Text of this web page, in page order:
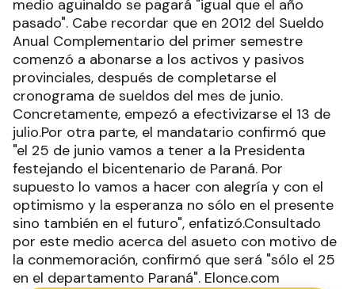
medio aguinaldo se pagará "igual que el año
pasado". Cabe recordar que en 2012 del Sueldo
Anual Complementario del primer semestre
comenzó a abonarse a los activos y pasivos
provinciales, después de completarse el
cronograma de sueldos del mes de junio.
Concretamente, empezó a efectivizarse el 13 de
julio.Por otra parte, el mandatario confirmó que
"el 25 de junio vamos a tener a la Presidenta
festejando el bicentenario de Paraná. Por
supuesto lo vamos a hacer con alegría y con el
optimismo y la esperanza no sólo en el presente
sino también en el futuro", enfatizó.Consultado
por este medio acerca del asueto con motivo de
la conmemoración, confirmó que será "sólo el 25
en el departamento Paraná". Elonce.com